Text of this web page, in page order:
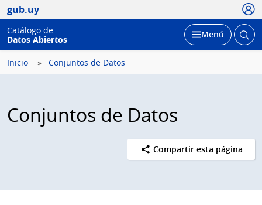
gub.uy
Catálogo de
Datos Abiertos
Desplegar
Menú Abrir
Inicio Conjuntos de Datos
Conjuntos de Datos
Compartir esta página